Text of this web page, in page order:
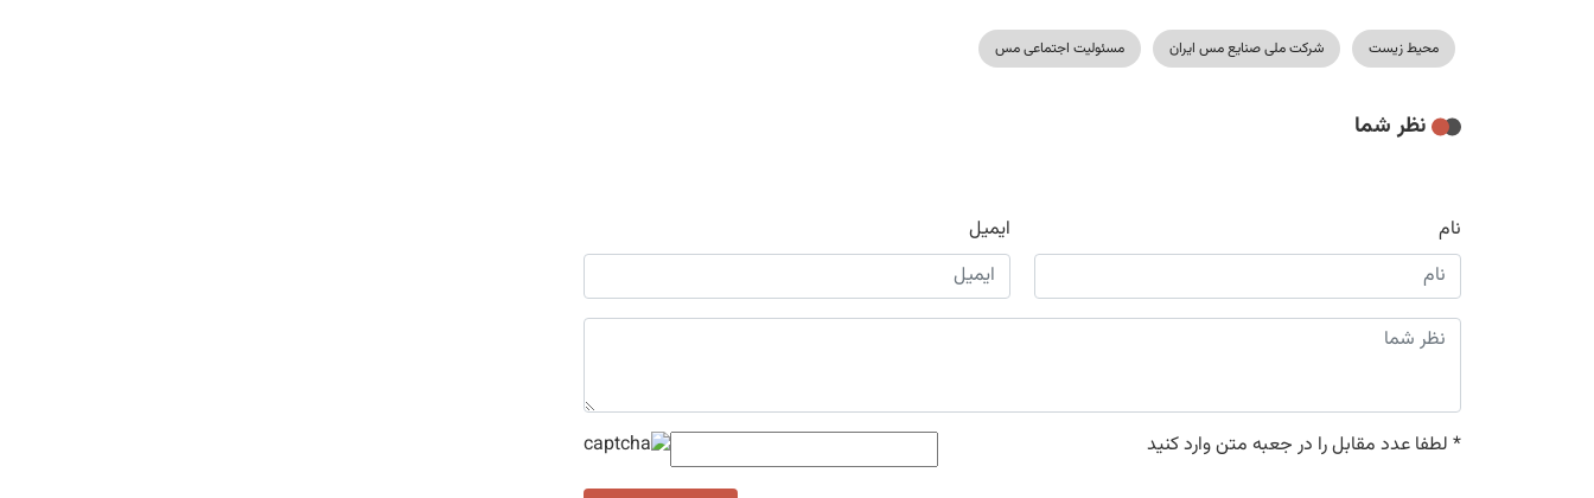
محیط زیست شرکت ملی صنایع مس ایران مسئولیت اجتماعی مس
نظر شما
نام ایمیل
* لطفا عدد مقابل را در جعبه متن وارد کنید